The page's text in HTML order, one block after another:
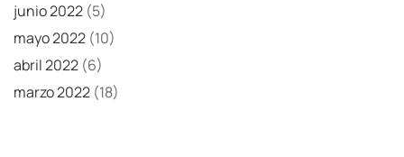
junio 2022 (5)
mayo 2022 (10)
abril 2022 (6)
marzo 2022 (18)